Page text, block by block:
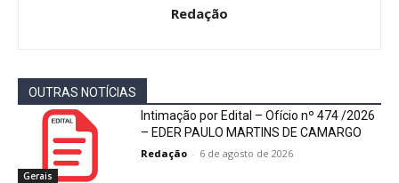
Redação
OUTRAS NOTÍCIAS
Gerais
Intimação por Edital – Ofício nº 474 /2026
– EDER PAULO MARTINS DE CAMARGO
Redação - 6 de agosto de 2026